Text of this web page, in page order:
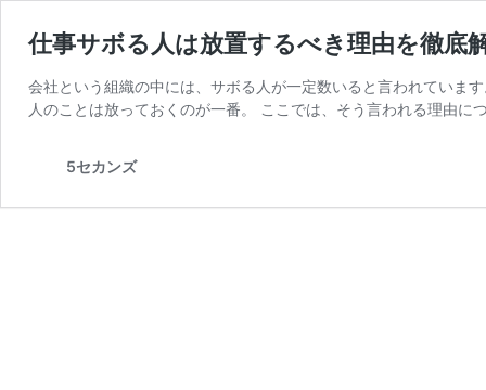
仕事サボる人は放置するべき理由を徹底
会社という組織の中には、サボる人が一定数いると言われていま
人のことは放っておくのが一番。 ここでは、そう言われる理由
5セカンズ